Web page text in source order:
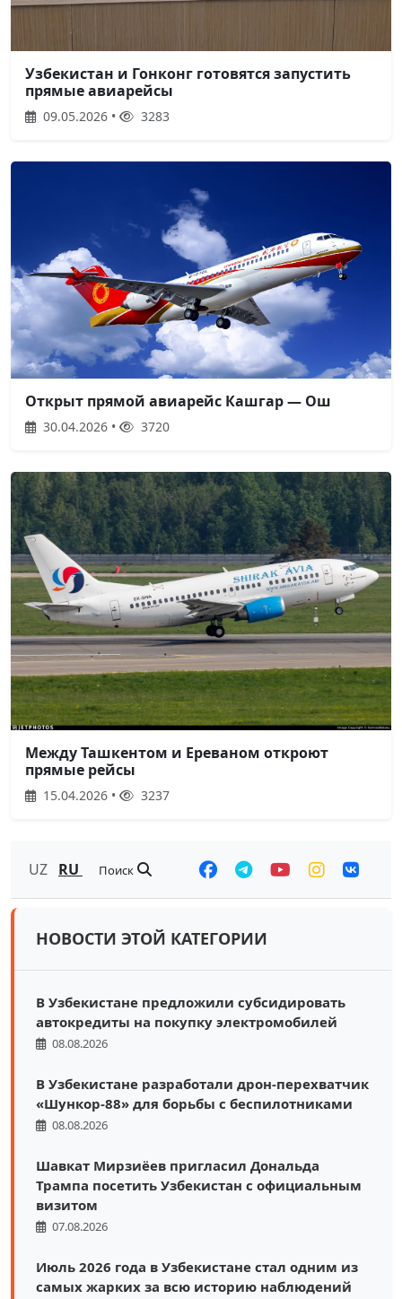
Узбекистан и Гонконг готовятся запустить
прямые авиарейсы
09.05.2026 • 3283
Открыт прямой авиарейс Кашгар — Ош
30.04.2026 • 3720
Между Ташкентом и Ереваном откроют
прямые рейсы
15.04.2026 • 3237
UZ RU Поиск
НОВОСТИ ЭТОЙ КАТЕГОРИИ
В Узбекистане предложили субсидировать
автокредиты на покупку электромобилей
08.08.2026
В Узбекистане разработали дрон-перехватчик
«Шункор-88» для борьбы с беспилотниками
08.08.2026
Шавкат Мирзиёев пригласил Дональда
Трампа посетить Узбекистан с официальным
визитом
07.08.2026
Июль 2026 года в Узбекистане стал одним из
самых жарких за всю историю наблюдений